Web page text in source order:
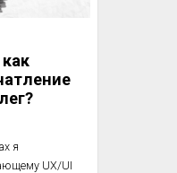
либо
все
я
UX/UI